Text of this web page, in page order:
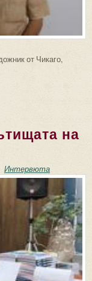
от Чикаго,
е съдба и мисия, с
на
Интервюта